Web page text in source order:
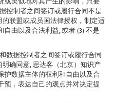
控制者之间签订或履行合同不是
的联盟或成员国法律授权，制定适
由以及合法利益, 或者 (3) 不是
数据控制者之间签订或履行合同
确同意, 思达客（北京）知识产
护数据主体的权利和自由以及合
预，表达自己的观点并对决定提